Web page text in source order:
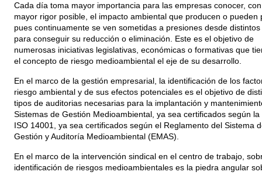
Cada día toma mayor importancia para las empresas conocer,
mayor rigor posible, el impacto ambiental que producen o pueden
pues continuamente se ven sometidas a presiones desde
para conseguir su reducción o eliminación. Este es el objetivo de
numerosas iniciativas legislativas, económicas o formativas que
el concepto de riesgo medioambiental el eje de su desarrollo.
En el marco de la gestión empresarial, la identificación de los
riesgo ambiental y de sus efectos potenciales es el objetivo de
tipos de auditorias necesarias para la implantación y
Sistemas de Gestión Medioambiental, ya sea certificados según la
ISO 14001, ya sea certificados según el Reglamento del Sistema
Gestión y Auditoría Medioambiental (EMAS).
En el marco de la intervención sindical en el centro de trabajo,
identificación de riesgos medioambientales es la piedra angular